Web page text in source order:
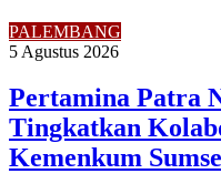
PALEMBANG
5 Agustus 2026
Pertamina Patra
Tingkatkan
Kemenkum